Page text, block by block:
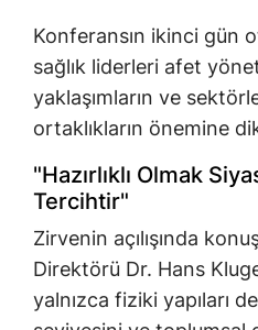
Konferansın ikinci gün
sağlık liderleri afet
yaklaşımların ve
ortaklıkların önemine
"Hazırlıklı Olmak
Tercihtir"
Zirvenin açılışında
Direktörü Dr. Hans
yalnızca fiziki yapıları